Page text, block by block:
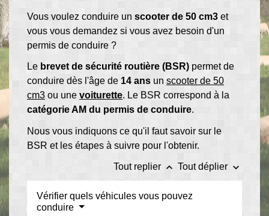
Vous voulez conduire un scooter de 50 cm3 et
vous vous demandez si vous avez besoin d'un
permis de conduire ?
Le brevet de sécurité routière (BSR) permet de
conduire dès l'âge de 14 ans un scooter de 50
cm3 ou une voiturette. Le BSR correspond à la
catégorie AM du permis de conduire.
Nous vous indiquons ce qu'il faut savoir sur le
BSR et les étapes à suivre pour l'obtenir.
Tout replier keyboard_arrow_up Tout déplier keyboard_arrow_down
Vérifier quels véhicules vous pouvez
conduire